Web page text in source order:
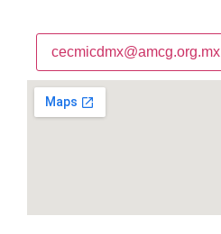
cecmicdmx@amcg.org.mx